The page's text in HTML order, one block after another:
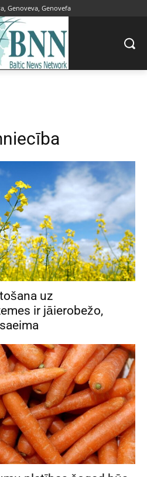
Genoveva, Genovefa
uz
ir jāierobežo,